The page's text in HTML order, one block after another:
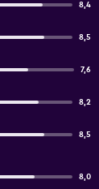
8,4
8,5
7,6
8,2
8,5
8,0